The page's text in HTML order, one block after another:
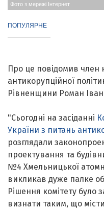
Фото з мережі Інтернет
ПОПУЛЯРНЕ
Про це повідомив член
антикорупційної
Рівненщини Роман
"Сьогодні на засіданні
України з питань
розглядали
проектування та
№4 Хмельницької
викликав дуже палке
Рішення комітету було
визнати таким, що